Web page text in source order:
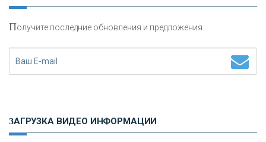
Получите последние обновления и предложения.
ЗАГРУЗКА ВИДЕО ИНФОРМАЦИИ